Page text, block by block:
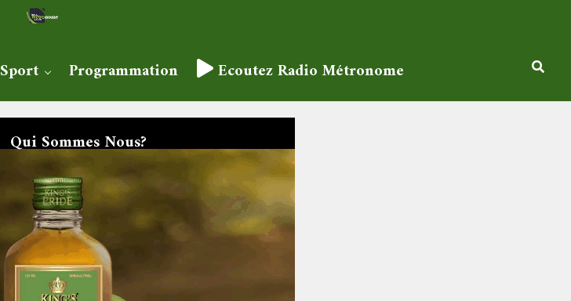
Sport Programmation Ecoutez Radio Métronome
Qui Sommes Nous?